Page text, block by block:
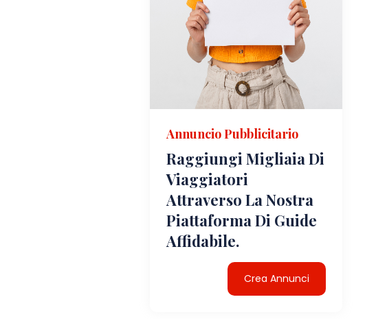
Annuncio Pubblicitario
Raggiungi Migliaia Di
Viaggiatori
Attraverso La Nostra
Piattaforma Di Guide
Affidabile.
Crea Annunci